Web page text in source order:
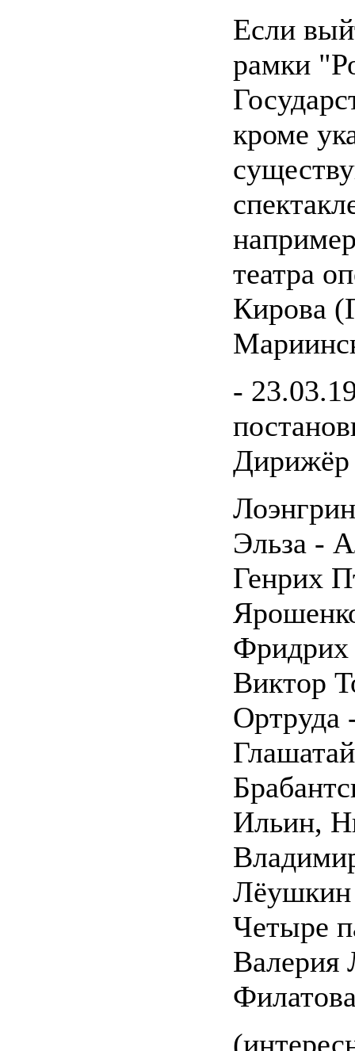
Если
рамки
кроме
театра
Кирова
-
Дирижёр
Эльза -
Генрих
Фридрих
Виктор
Ортруда
Ильин,
Лёушкин
Четыре